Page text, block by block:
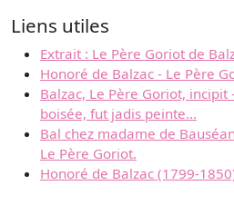
Liens utiles
Extrait : Le Père Goriot de
Honoré de Balzac - Le Père
Balzac, Le Père Goriot,
boisée, fut jadis peinte...
Bal chez madame de
Le Père Goriot.
Honoré de Balzac (1799-